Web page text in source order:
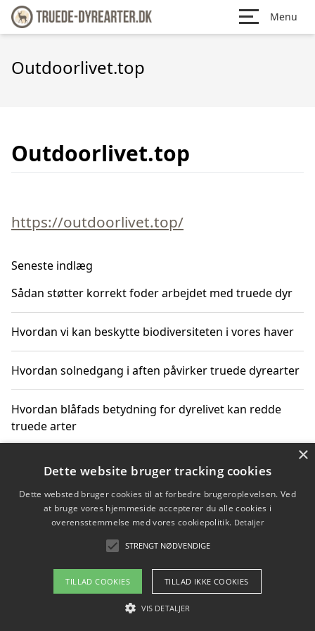
Menu
Outdoorlivet.top
Outdoorlivet.top
https://outdoorlivet.top/
Seneste indlæg
Sådan støtter korrekt foder arbejdet med truede dyr
Hvordan vi kan beskytte biodiversiteten i vores haver
Hvordan solnedgang i aften påvirker truede dyrearter
Hvordan blåfads betydning for dyrelivet kan redde
truede arter
Hvordan kan gaver til unge voksne støtte bevarelsen
Copyright 2026 - Pilanto Aps
Om / kontakt
Blog Betingelser
×
Dette website bruger tracking cookies
Dette websted bruger cookies til at forbedre brugeroplevelsen. Ved
at bruge vores hjemmeside accepterer du alle cookies i
overensstemmelse med vores cookiepolitik. Detaljer
STRENGT NØDVENDIGE
TILLAD COOKIES TILLAD IKKE COOKIES
VIS DETALJER